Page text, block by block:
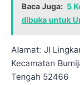
Baca Juga: 5
dibuka untuk
Alamat: Jl
Kecamatan
Tengah 52466